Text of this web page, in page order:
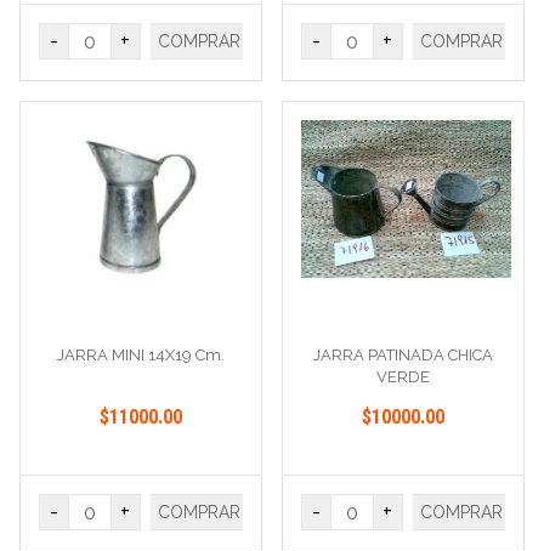
- + COMPRAR - + COMPRAR
JARRA MINI 14X19 Cm.
$11000.00
- + COMPRAR
JARRA PATINADA CHICA
VERDE
$10000.00
- + COMPRAR